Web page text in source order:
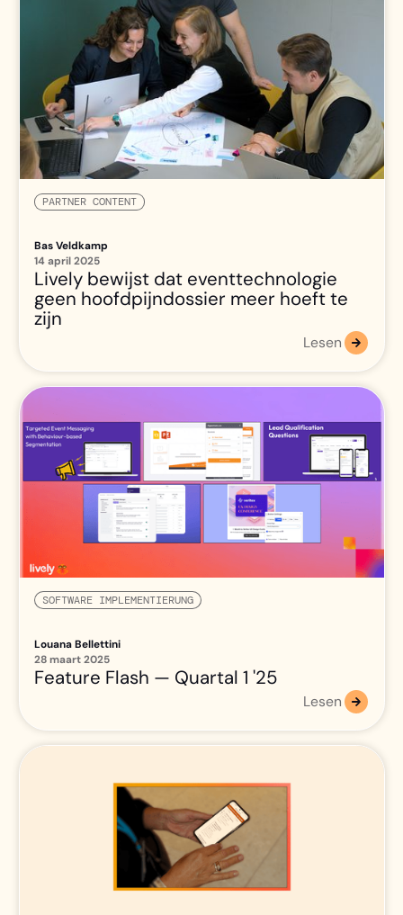
PARTNER CONTENT
Bas Veldkamp
14 april 2025
Lively bewijst dat eventtechnologie
geen hoofdpijndossier meer hoeft te
zijn
Lesen
SOFTWARE IMPLEMENTIERUNG
Louana Bellettini
28 maart 2025
Feature Flash — Quartal 1 '25
Lesen